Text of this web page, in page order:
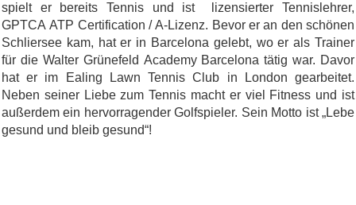
spielt er bereits Tennis und ist lizensierter Tennislehrer,
GPTCA ATP Certification / A-Lizenz. Bevor er an den schönen
Schliersee kam, hat er in Barcelona gelebt, wo er als Trainer
für die Walter Grünefeld Academy Barcelona tätig war. Davor
hat er im Ealing Lawn Tennis Club in London gearbeitet.
Neben seiner Liebe zum Tennis macht er viel Fitness und ist
außerdem ein hervorragender Golfspieler. Sein Motto ist „Lebe
gesund und bleib gesund“!